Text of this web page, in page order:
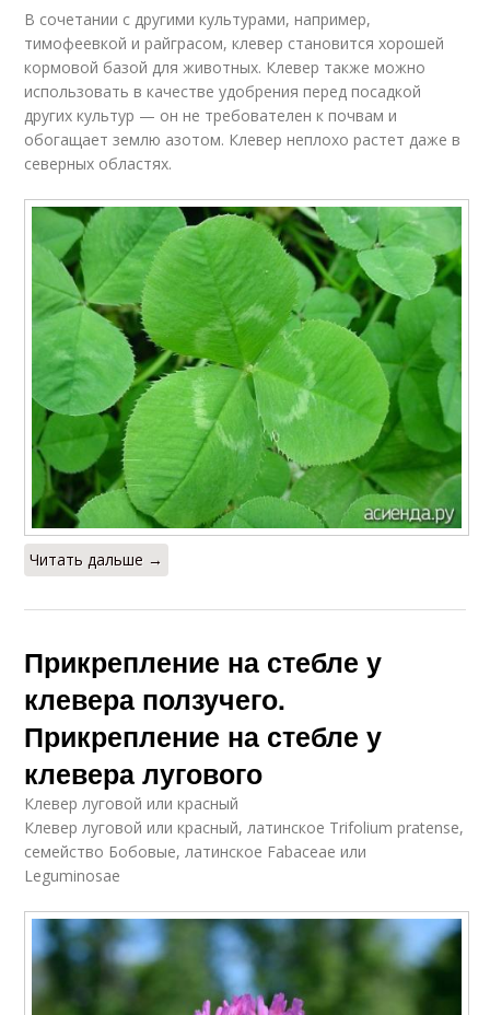
В сочетании с другими культурами, например,
тимофеевкой и райграсом, клевер становится хорошей
кормовой базой для животных. Клевер также можно
использовать в качестве удобрения перед посадкой
других культур — он не требователен к почвам и
обогащает землю азотом. Клевер неплохо растет даже в
северных областях.
Читать дальше →
Прикрепление на стебле у
клевера ползучего.
Прикрепление на стебле у
клевера лугового
Клевер луговой или красный
Клевер луговой или красный, латинское Trifolium pratense,
семейство Бобовые, латинское Fabaceae или
Leguminosae